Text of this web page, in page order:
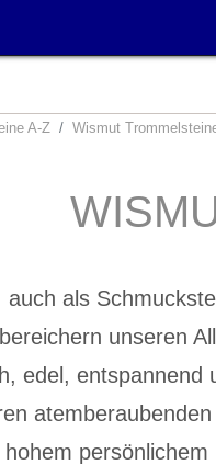
A-Z Wismut
als
unseren
edel, entspannend